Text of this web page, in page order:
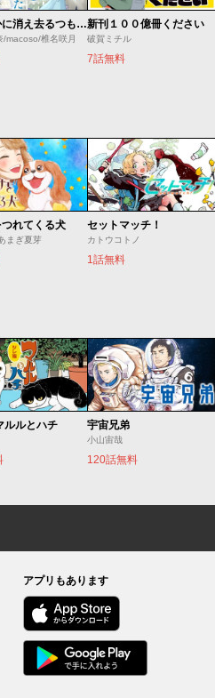
ただ静かに消え去るつもりでした
/macoso/椎名咲月
新刊１００億冊ください
破賀ミチル
7話無料
れてくる犬
まぎ夏芽
セットマッチ！
カトウコトノ
1話無料
ルルとハチ 宇宙兄弟
小山宙哉
120話無料
アプリもあります